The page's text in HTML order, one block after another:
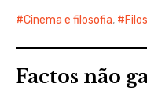
Cinema e filosofia,
Factos não